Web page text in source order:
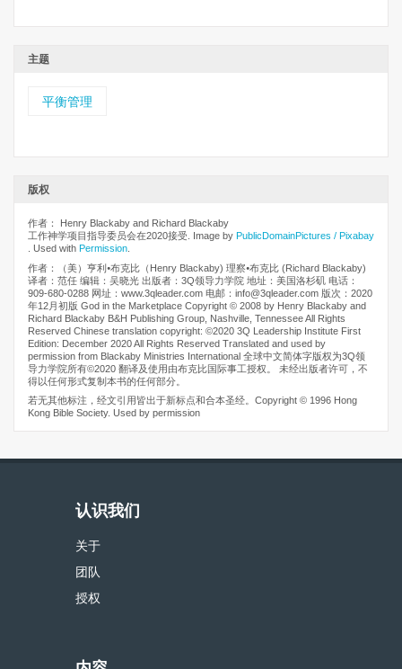
主题
平衡管理
版权
作者： Henry Blackaby and Richard Blackaby
工作神学项目指导委员会在2020接受. Image by PublicDomainPictures / Pixabay
. Used with Permission
作者：（美）亨利⦁布克比（Henry Blackaby) 理察⦁布克比 (Richard Blackaby)
译者：范任 编辑：吴晓光 出版者：3Q领导力学院 地址：美国洛杉矶 电话：
909-680-0288 网址：www.3qleader.com 电邮：info@3qleader.com 版次：2020
年12月初版 God in the Marketplace Copyright © 2008 by Henry Blackaby and
Richard Blackaby B&H Publishing Group, Nashville, Tennessee All Rights
Reserved Chinese translation copyright: ©2020 3Q Leadership Institute First
Edition: December 2020 All Rights Reserved Translated and used by
permission from Blackaby Ministries International 全球中文简体字版权为3Q领
导力学院所有©2020 翻译及使用由布克比国际事工授权。 未经出版者许可，不
得以任何形式复制本书的任何部分。
若无其他标注，经文引用皆出于新标点和合本圣经。Copyright © 1996 Hong
Kong Bible Society. Used by permission
认识我们
关于
团队
授权